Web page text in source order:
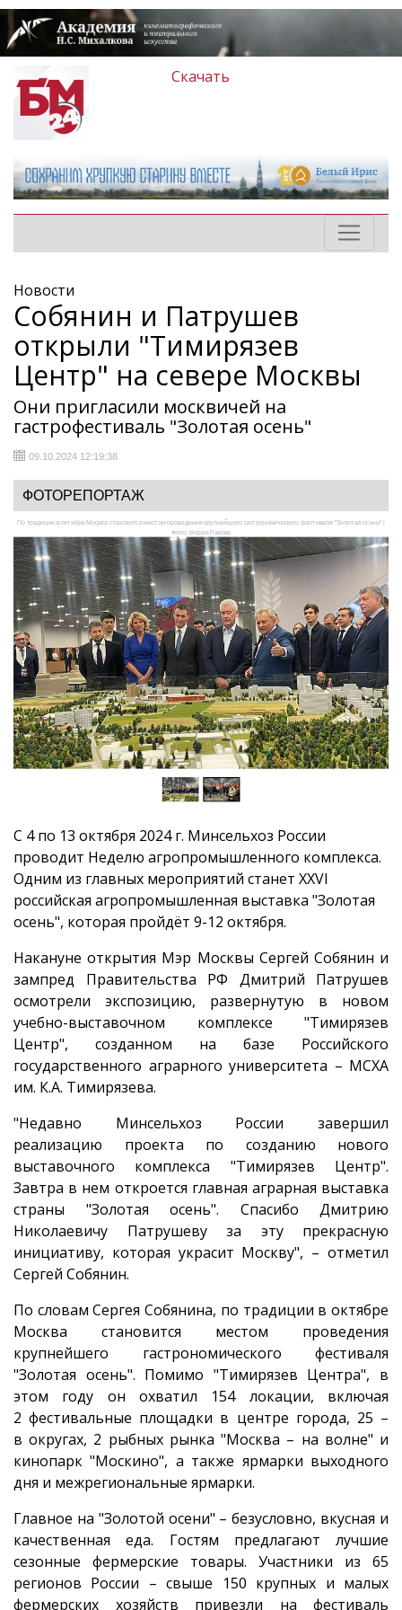
Скачать
Новости
Собянин и Патрушев
открыли "Тимирязев
Центр" на севере Москвы
Они пригласили москвичей на
гастрофестиваль "Золотая осень"
09.10.2024 12:19:38
ФОТОРЕПОРТАЖ
По традиции в октябре Москва становится местом проведения крупнейшего гастрономического фестиваля "Золотая осень" |
Фото: Мария Ракова
С 4 по 13 октября 2024 г. Минсельхоз России
проводит Неделю агропромышленного комплекса.
Одним из главных мероприятий станет XXVI
российская агропромышленная выставка "Золотая
осень", которая пройдёт 9-12 октября.
Накануне открытия Мэр Москвы Сергей Собянин и
зампред Правительства РФ Дмитрий Патрушев
осмотрели экспозицию, развернутую в новом
учебно-выставочном комплексе "Тимирязев
Центр", созданном на базе Российского
государственного аграрного университета – МСХА
им. К.А. Тимирязева.
"Недавно Минсельхоз России завершил
реализацию проекта по созданию нового
выставочного комплекса "Тимирязев Центр".
Завтра в нем откроется главная аграрная выставка
страны "Золотая осень". Спасибо Дмитрию
Николаевичу Патрушеву за эту прекрасную
инициативу, которая украсит Москву", – отметил
Сергей Собянин.
По словам Сергея Собянина, по традиции в октябре
Москва становится местом проведения
крупнейшего гастрономического фестиваля
"Золотая осень". Помимо "Тимирязев Центра", в
этом году он охватил 154 локации, включая
2 фестивальные площадки в центре города, 25 –
в округах, 2 рыбных рынка "Москва – на волне" и
кинопарк "Москино", а также ярмарки выходного
дня и межрегиональные ярмарки.
Главное на "Золотой осени" – безусловно, вкусная и
качественная еда. Гостям предлагают лучшие
сезонные фермерские товары. Участники из 65
регионов России – свыше 150 крупных и малых
фермерских хозяйств привезли на фестиваль